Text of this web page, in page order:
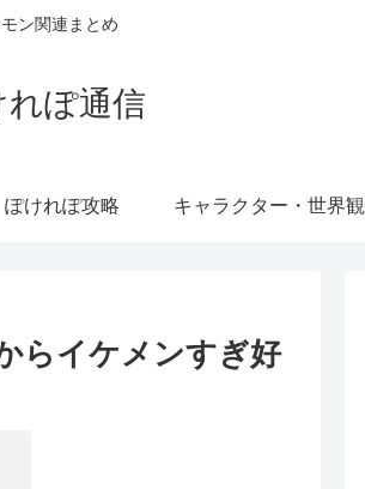
ン関連まとめ
れぽ通信
ぽけれぽ攻略 キャラクター・世界観
らイケメンすぎ好